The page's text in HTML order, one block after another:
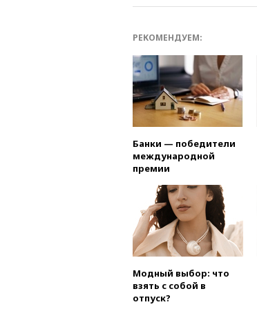
РЕКОМЕНДУЕМ:
Банки — победители
международной
премии
Модный выбор: что
взять с собой в
отпуск?